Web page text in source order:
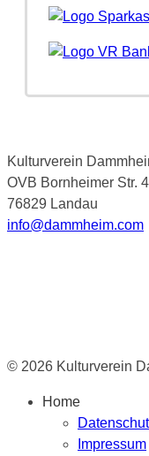
Kulturverein
OVB Bornheimer Str. 4
76829 Landau
info@dammheim.com
© 2026 Kulturverein
Home
Impressum